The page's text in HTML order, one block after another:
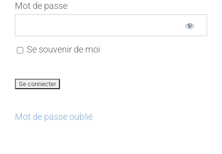
Mot de passe
Se souvenir de moi
Mot de passe oublié